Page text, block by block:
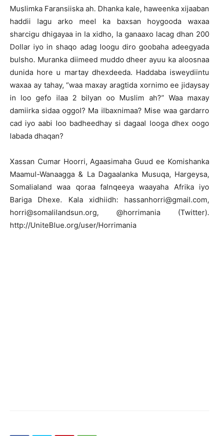
Muslimka Faransiiska ah. Dhanka kale, haweenka xijaaban
haddii lagu arko meel ka baxsan hoygooda waxaa
sharcigu dhigayaa in la xidho, la ganaaxo lacag dhan 200
Dollar iyo in shaqo adag loogu diro goobaha adeegyada
bulsho. Muranka diimeed muddo dheer ayuu ka aloosnaa
dunida hore u martay dhexdeeda. Haddaba isweydiintu
waxaa ay tahay, “waa maxay aragtida xornimo ee jidaysay
in loo gefo ilaa 2 bilyan oo Muslim ah?” Waa maxay
damiirka sidaa oggol? Ma ilbaxnimaa? Mise waa gardarro
cad iyo aabi loo badheedhay si dagaal looga dhex oogo
labada dhaqan?
Xassan Cumar Hoorri, Agaasimaha Guud ee Komishanka
Maamul-Wanaagga & La Dagaalanka Musuqa, Hargeysa,
Somalialand waa qoraa falnqeeya waayaha Afrika iyo
Bariga Dhexe. Kala xidhiidh: hassanhorri@gmail.com,
horri@somalilandsun.org, @horrimania (Twitter).
http://UniteBlue.org/user/Horrimania